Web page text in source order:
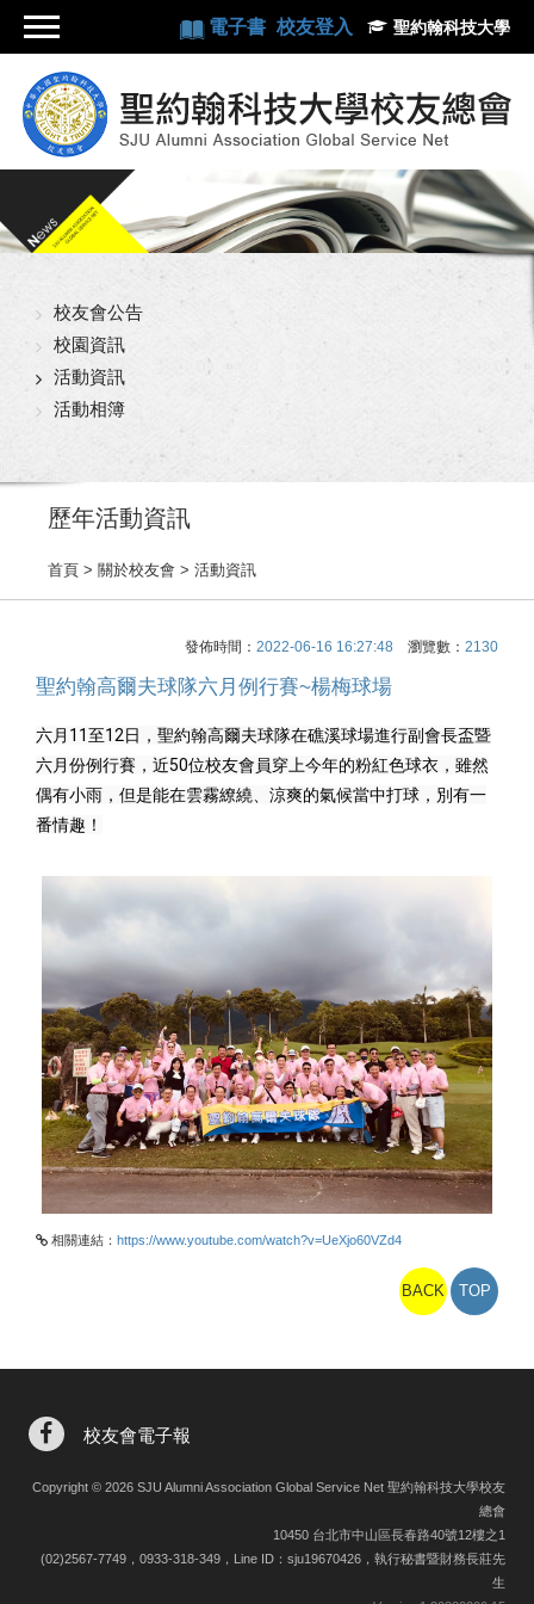
電子書 校友登入 聖約翰科技大學
校友會公告
校園資訊
活動資訊
活動相簿
歷年活動資訊
首頁 > 關於校友會 > 活動資訊
發佈時間： 2022-06-16 16:27:48 瀏覽數： 2130
聖約翰高爾夫球隊六月例行賽~楊梅球場
六月11至12日，聖約翰高爾夫球隊在礁溪球場進行副會長盃暨
六月份例行賽，近50位校友會員穿上今年的粉紅色球衣，雖然
偶有小雨，但是能在雲霧繚繞、涼爽的氣候當中打球，別有一
番情趣！
相關連結： https://www.youtube.com/watch?v=UeXjo60VZd4
BACK TOP
校友會電子報
Copyright © 2026 SJU Alumni Association Global Service Net 聖約翰科技大學校友
總會
10450 台北市中山區長春路40號12樓之1
(02)2567-7749，0933-318-349，Line ID：sju19670426，執行秘書暨財務長莊先
生